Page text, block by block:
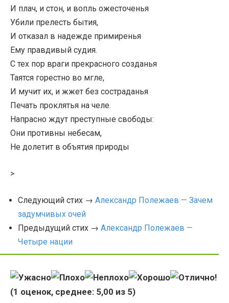
И плач, и стон, и вопль ожесточенья
Убили прелесть бытия,
И отказал в надежде примиренья
Ему правдивый судия.
С тех пор враги прекрасного созданья
Таятся горестно во мгле,
И мучит их, и жжет без состраданья
Печать проклятья на челе.
Напрасно ждут преступные свободы:
Они противны небесам,
Не долетит в объятия природы
>
Следующий стих → Александр Полежаев — Зачем
задумчивых очей
Предыдущий стих → Александр Полежаев —
Четыре нации
(1 оценок, среднее: 5,00 из 5)